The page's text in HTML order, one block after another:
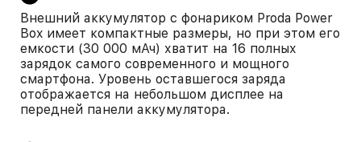
Внешний аккумулятор с фонариком Proda Power
Box имеет компактные размеры, но при этом его
емкости (30 000 мАч) хватит на 16 полных
зарядок самого современного и мощного
смартфона. Уровень оставшегося заряда
отображается на небольшом дисплее на
передней панели аккумулятора.